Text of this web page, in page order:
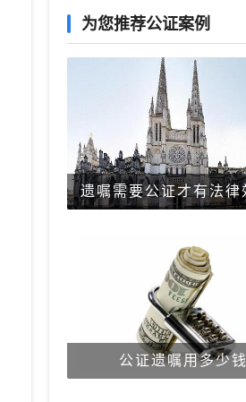
为您推荐公证案例
公证遗嘱用多少钱